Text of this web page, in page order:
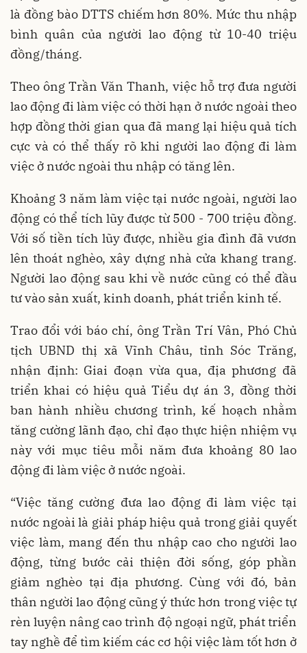
là đồng bào DTTS chiếm hơn 80%. Mức thu nhập
bình quân của người lao động từ 10-40 triệu
đồng/tháng.
Theo ông Trần Văn Thanh, việc hỗ trợ đưa người
lao động đi làm việc có thời hạn ở nước ngoài theo
hợp đồng thời gian qua đã mang lại hiệu quả tích
cực và có thể thấy rõ khi người lao động đi làm
việc ở nước ngoài thu nhập có tăng lên.
Khoảng 3 năm làm việc tại nước ngoài, người lao
động có thể tích lũy được từ 500 - 700 triệu đồng.
Với số tiền tích lũy được, nhiều gia đình đã vươn
lên thoát nghèo, xây dựng nhà cửa khang trang.
Người lao động sau khi về nước cũng có thể đầu
tư vào sản xuất, kinh doanh, phát triển kinh tế.
Trao đổi với báo chí, ông Trần Trí Vân, Phó Chủ
tịch UBND thị xã Vĩnh Châu, tỉnh Sóc Trăng,
nhận định: Giai đoạn vừa qua, địa phương đã
triển khai có hiệu quả Tiểu dự án 3, đồng thời
ban hành nhiều chương trình, kế hoạch nhằm
tăng cường lãnh đạo, chỉ đạo thực hiện nhiệm vụ
này với mục tiêu mỗi năm đưa khoảng 80 lao
động đi làm việc ở nước ngoài.
“Việc tăng cường đưa lao động đi làm việc tại
nước ngoài là giải pháp hiệu quả trong giải quyết
việc làm, mang đến thu nhập cao cho người lao
động, từng bước cải thiện đời sống, góp phần
giảm nghèo tại địa phương. Cùng với đó, bản
thân người lao động cũng ý thức hơn trong việc tự
rèn luyện nâng cao trình độ ngoại ngữ, phát triển
tay nghề để tìm kiếm các cơ hội việc làm tốt hơn ở